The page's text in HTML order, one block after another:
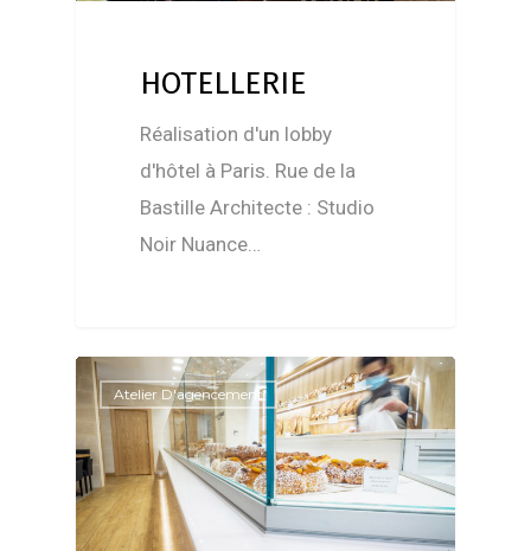
HOTELLERIE
Réalisation d'un lobby
d'hôtel à Paris. Rue de la
Bastille Architecte : Studio
Noir Nuance…
Atelier D'agencement